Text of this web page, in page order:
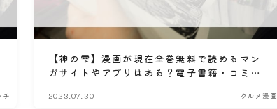
チ
【神の雫】漫画が現在全巻無料で読めるマン
ガサイトやアプリはある？電子書籍・コミッ
2023.07.30 グルメ漫画